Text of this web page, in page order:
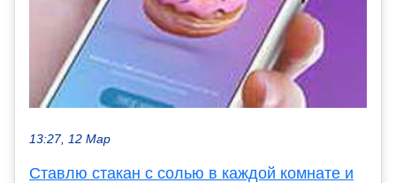
13:27, 12 Мар
Ставлю стакан с солью в каждой комнате и